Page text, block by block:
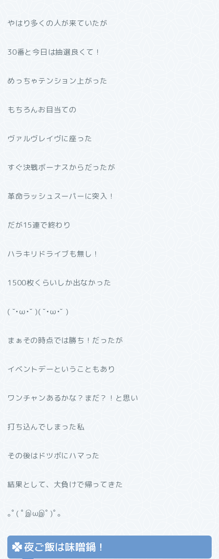
やはり多くの人が来ていたが
30番と今日は抽選良くて！
めっちゃテンション上がった
もちろんお目当ての
ヴァルヴレイヴに座った
すぐ決戦ボーナスからだったが
革命ラッシュスーパーに突入！
だが15連で終わり
ハラキリドライブも無し！
1500枚くらいしか出なかった
( ˘•ω•˘ )( ˘•ω•˘ )
まぁその時点では勝ち！だったが
イベントデーということもあり
ワンチャンあるかな？まだ？！と思い
打ち込んでしまった私
その後はドツボにハマった
結果として、大負けで帰ってきた
｡ﾟ( ﾟஇωஇﾟ)ﾟ｡
夜ご飯は味噌鍋！